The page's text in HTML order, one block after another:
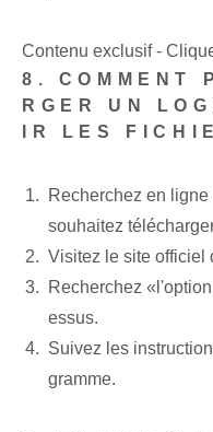
Contenu exclusif -
8. ‌COMMENT
RGER UN
IR LES
Recherchez en
souhaitez
Visitez le site officiel
Recherchez
essus.
Suivez les
gramme.